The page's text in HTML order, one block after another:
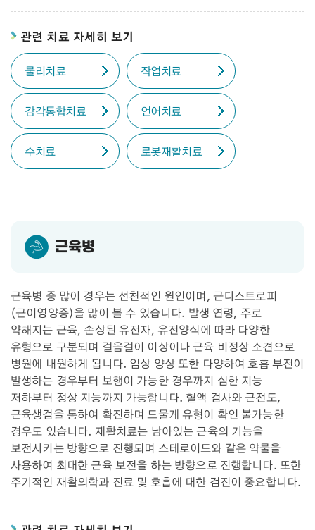
관련 치료 자세히 보기
물리치료 작업치료
감각통합치료 언어치료
수치료 로봇재활치료
근육병
근육병 중 많이 경우는 선천적인 원인이며, 근디스트로피
(근이영양증)을 많이 볼 수 있습니다. 발생 연령, 주로
약해지는 근육, 손상된 유전자, 유전양식에 따라 다양한
유형으로 구분되며 걸음걸이 이상이나 근육 비정상 소견으로
병원에 내원하게 됩니다. 임상 양상 또한 다양하여 호흡 부전이
발생하는 경우부터 보행이 가능한 경우까지 심한 지능
저하부터 정상 지능까지 가능합니다. 혈액 검사와 근전도,
근육생검을 통하여 확진하며 드물게 유형이 확인 불가능한
경우도 있습니다. 재활치료는 남아있는 근육의 기능을
보전시키는 방향으로 진행되며 스테로이드와 같은 약물을
사용하여 최대한 근육 보전을 하는 방향으로 진행합니다. 또한
주기적인 재활의학과 진료 및 호흡에 대한 검진이 중요합니다.